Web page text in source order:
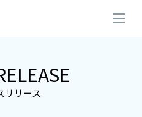
リリース